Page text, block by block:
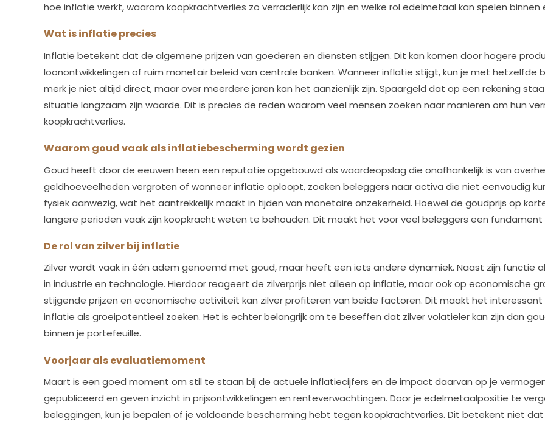
hoe inflatie werkt, waarom koopkrachtverlies zo verraderlijk kan zijn en welke rol edelmetaal kan spelen
Wat is inflatie precies
Inflatie betekent dat de algemene prijzen van goederen en diensten stijgen. Dit kan komen door hogere
loonontwikkelingen of ruim monetair beleid van centrale banken. Wanneer inflatie stijgt, kun je met
merk je niet altijd direct, maar over meerdere jaren kan het aanzienlijk zijn. Spaargeld dat op een rekening
situatie langzaam zijn waarde. Dit is precies de reden waarom veel mensen zoeken naar manieren om hun
koopkrachtverlies.
Waarom goud vaak als inflatiebescherming wordt gezien
Goud heeft door de eeuwen heen een reputatie opgebouwd als waardeopslag die onafhankelijk is van
geldhoeveelheden vergroten of wanneer inflatie oploopt, zoeken beleggers naar activa die niet eenvoudig
fysiek aanwezig, wat het aantrekkelijk maakt in tijden van monetaire onzekerheid. Hoewel de goudprijs op
langere perioden vaak zijn koopkracht weten te behouden. Dit maakt het voor veel beleggers een
De rol van zilver bij inflatie
Zilver wordt vaak in één adem genoemd met goud, maar heeft een iets andere dynamiek. Naast zijn functie
in industrie en technologie. Hierdoor reageert de zilverprijs niet alleen op inflatie, maar ook op economische
stijgende prijzen en economische activiteit kan zilver profiteren van beide factoren. Dit maakt het
inflatie als groeipotentieel zoeken. Het is echter belangrijk om te beseffen dat zilver volatieler kan zijn dan
binnen je portefeuille.
Voorjaar als evaluatiemoment
Maart is een goed moment om stil te staan bij de actuele inflatiecijfers en de impact daarvan op je
gepubliceerd en geven inzicht in prijsontwikkelingen en renteverwachtingen. Door je edelmetaalpositie te
beleggingen, kun je bepalen of je voldoende bescherming hebt tegen koopkrachtverlies. Dit betekent niet